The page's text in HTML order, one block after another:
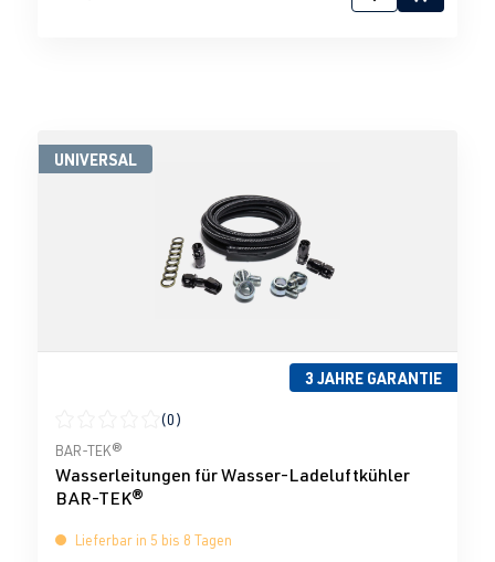
UNIVERSAL
3 JAHRE GARANTIE
Durchschnittliche Bewertung von 0 von 5 Sternen
(0)
BAR-TEK®
Wasserleitungen für Wasser-Ladeluftkühler
BAR-TEK®
Lieferbar in 5 bis 8 Tagen